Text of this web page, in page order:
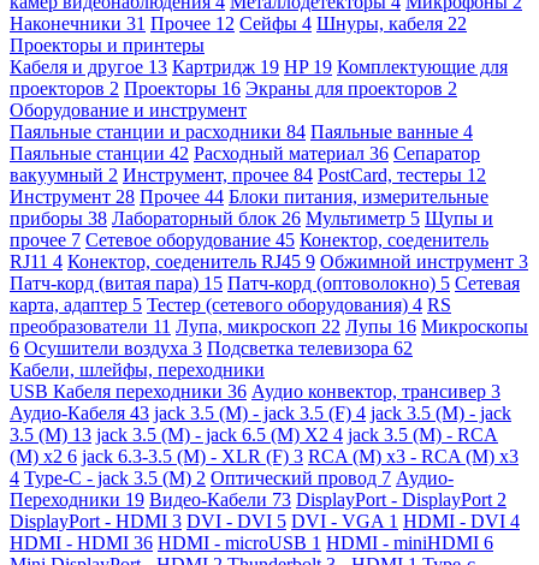
Наконечники 31 Прочее 12 Сейфы 4 Шнуры, кабеля 22
Проекторы и принтеры
Кабеля и другое 13 Картридж 19 HP 19 Комплектующие для
проекторов 2 Проекторы 16 Экраны для проекторов 2
Оборудование и инструмент
Паяльные станции и расходники 84 Паяльные ванные 4
Паяльные станции 42 Расходный материал 36 Сепаратор
вакуумный 2 Инструмент, прочее 84 PostCard, тестеры 12
Инструмент 28 Прочее 44 Блоки питания, измерительные
приборы 38 Лабораторный блок 26 Мультиметр 5 Щупы и
прочее 7 Сетевое оборудование 45 Конектор, соеденитель
RJ11 4 Конектор, соеденитель RJ45 9 Обжимной инструмент 3
Патч-корд (витая пара) 15 Патч-корд (оптоволокно) 5 Сетевая
карта, адаптер 5 Тестер (сетевого оборудования) 4 RS
преобразователи 11 Лупа, микроскоп 22 Лупы 16 Микроскопы
6 Осушители воздуха 3 Подсветка телевизора 62
Кабели, шлейфы, переходники
USB Кабеля переходники 36 Аудио конвектор, трансивер 3
Аудио-Кабеля 43 jack 3.5 (M) - jack 3.5 (F) 4 jack 3.5 (M) - jack
3.5 (M) 13 jack 3.5 (M) - jack 6.5 (M) X2 4 jack 3.5 (M) - RCA
(M) x2 6 jack 6.3-3.5 (M) - XLR (F) 3 RCA (M) x3 - RCA (M) x3
4 Type-C - jack 3.5 (M) 2 Оптический провод 7 Аудио-
Переходники 19 Видео-Кабели 73 DisplayPort - DisplayPort 2
DisplayPort - HDMI 3 DVI - DVI 5 DVI - VGA 1 HDMI - DVI 4
HDMI - HDMI 36 HDMI - microUSB 1 HDMI - miniHDMI 6